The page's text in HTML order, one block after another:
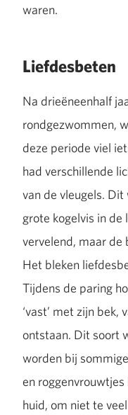
waren.
Liefdesbeten
Na drieëneenhalf
rondgezwommen,
deze periode viel
had verschillende
van de vleugels.
grote kogelvis in
vervelend, maar de
Het bleken
Tijdens de paring
‘vast’ met zijn
ontstaan. Dit soort
worden bij
en
huid, om niet te